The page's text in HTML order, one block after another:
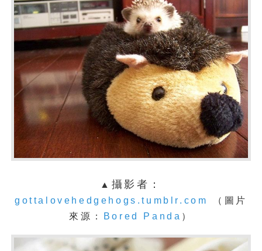
▲ 攝影者：
gottalovehedgehogs.tumblr.com
（圖片
來源：
Bored Panda ）